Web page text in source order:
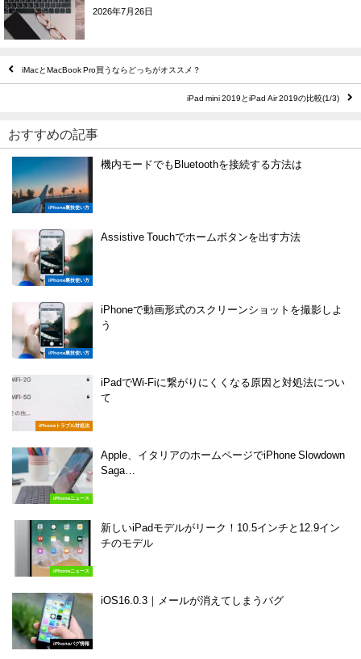
2026年7月26日
iMacとMacBook Pro買うならどっちがオススメ？
iPad mini 2019とiPad Air 2019の比較(1/3)
おすすめの記事
iPhone裏技使い方
機内モードでもBluetoothを接続する方法は
iPhone裏技使い方
Assistive Touchでホームボタンを出す方法
iPhone裏技使い方
iPhoneで動画形式のスクリーンショットを撮影しよ
う
iPhoneトラブル対処法
iPadでWi-Fiに繋がりにくくなる原因と対処法につい
て
iPhoneニュース
Apple、イタリアのホームページでiPhone Slowdown
Saga…
iPhoneニュース
新しいiPadモデルがリーク！10.5インチと12.9イン
チのモデル
iPhoneバグ情報
iOS16.0.3｜メールが消えてしまうバグ